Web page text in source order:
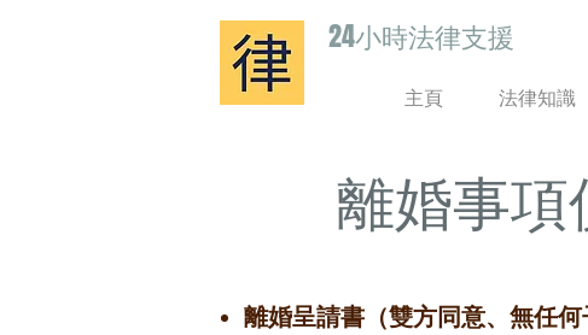
24小時法律支援
主頁 法律知識
離婚事項
離婚呈請書（雙方同意、無任